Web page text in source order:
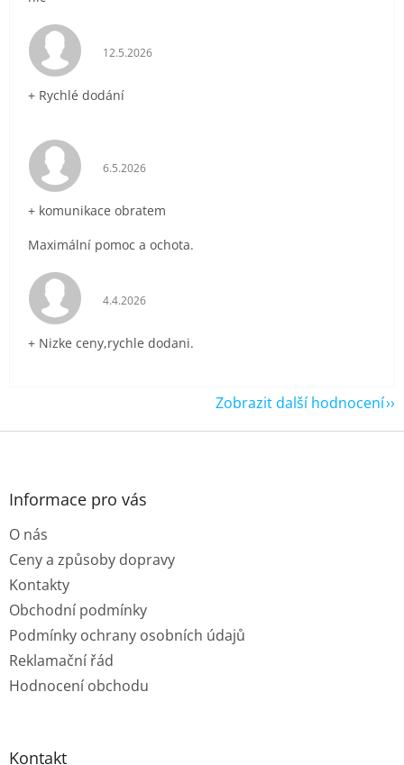
Hodnocení obchodu je 5 z 5 hvězdiček.
12.5.2026
+ Rychlé dodání
Hodnocení obchodu je 5 z 5 hvězdiček.
6.5.2026
+ komunikace obratem
Maximální pomoc a ochota.
Hodnocení obchodu je 5 z 5 hvězdiček.
4.4.2026
+ Nizke ceny,rychle dodani.
Zobrazit další hodnocení
Z
Informace pro vás
O nás
Ceny a způsoby dopravy
Kontakty
Obchodní podmínky
Podmínky ochrany osobních údajů
Reklamační řád
Hodnocení obchodu
Kontakt